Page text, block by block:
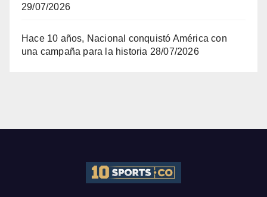
29/07/2026
Hace 10 años, Nacional conquistó América con
una campaña para la historia 28/07/2026